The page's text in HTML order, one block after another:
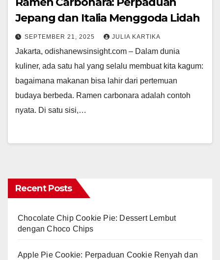
Jepang dan Italia Menggoda Lidah
SEPTEMBER 21, 2025 JULIA KARTIKA
Jakarta, odishanewsinsight.com – Dalam dunia
kuliner, ada satu hal yang selalu membuat kita kagum:
bagaimana makanan bisa lahir dari pertemuan
budaya berbeda. Ramen carbonara adalah contoh
nyata. Di satu sisi,…
Recent Posts
Chocolate Chip Cookie Pie: Dessert Lembut
dengan Choco Chips
Apple Pie Cookie: Perpaduan Cookie Renyah dan